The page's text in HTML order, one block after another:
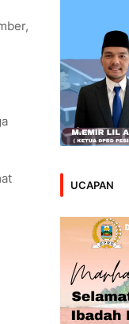
UCAPAN